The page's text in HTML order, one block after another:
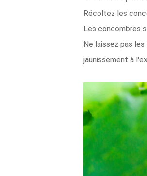
Récoltez les
Les concombres
Ne laissez pas
jaunissement à